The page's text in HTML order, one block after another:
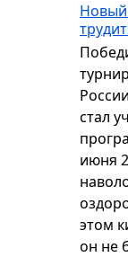
Новый
стал
июня
этом
он не